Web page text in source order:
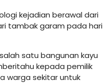
kejadian berawal dari
tambak garam pada hari
satu bangunan kayu
kepada pemilik
warga sekitar untuk